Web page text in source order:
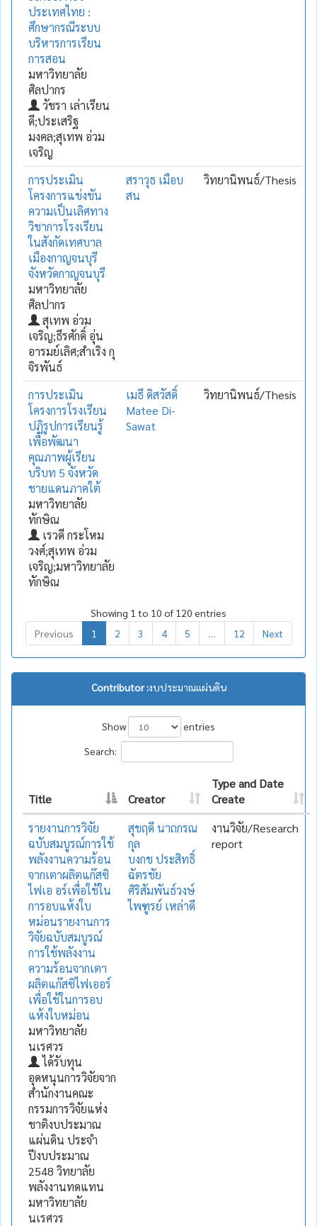
ประเทศไทย :
ศึกษากรณีระบบ
บริหารการเรียน
การสอน
มหาวิทยาลัย
ศิลปากร
วัชรา เล่าเรียน
ดี;ประเสริฐ
มงคล;สุเทพ อ่วม
เจริญ
การประเมิน
โครงการแข่งขัน
ความเป็นเลิศทาง
วิชาการโรงเรียน
ในสังกัดเทศบาล
เมืองกาญจนบุรี
จังหวัดกาญจนบุรี
มหาวิทยาลัย
ศิลปากร
สุเทพ อ่วม
เจริญ;ธีรศักดิ์ อุ่น
อารมย์เลิศ;สำเริง กุ
จิรพันธ์
สราวุธ เมือบ
สน
วิทยานิพนธ์/Thesis
การประเมิน
โครงการโรงเรียน
ปฏิรูปการเรียนรู้
เพื่อพัฒนา
คุณภาพผู้เรียน
บริบท 5 จังหวัด
ชายแดนภาคใต้
มหาวิทยาลัย
ทักษิณ
เรวดี กระโหม
วงศ์;สุเทพ อ่วม
เจริญ;มหาวิทยาลัย
ทักษิณ
เมธี ดิสวัสดิ์
Matee Di-
Sawat
วิทยานิพนธ์/Thesis
Showing 1 to 10 of 120 entries
Previous
1 2 3 4 5 12 Next
Contributor :งบประมาณแผ่นดิน
Show
entries
Search:
Title Creator
Type and Date
Create
รายงานการวิจัย
ฉบับสมบูรณ์การใช้
พลังงานความร้อน
จากเตาผลิตแก๊สซิ
ไฟเอ อร์เพื่อใช้ใน
การอบแห้งใบ
หม่อนรายงานการ
วิจัยฉบับสมบูรณ์
การใช้พลังงาน
ความร้อนจากเตา
ผลิตแก๊สซิไฟเออร์
เพื่อใช้ในการอบ
แห้งใบหม่อน
มหาวิทยาลัย
นเรศวร
ได้รับทุน
อุดหนุนการวิจัยจาก
สำนักงานคณะ
กรรมการวิจัยแห่ง
ชาติงบประมาณ
แผ่นดิน ประจำ
ปีงบประมาณ
2548 วิทยาลัย
พลังงานทดแทน
มหาวิทยาลัย
นเรศวร
สุขฤดี นาถกรณ
กุล
บงกช ประสิทธิ์
ฉัตรชัย
ศิริสัมพันธ์วงษ์
ไพฑูรย์ เหล่าดี
งานวิจัย/Research
report